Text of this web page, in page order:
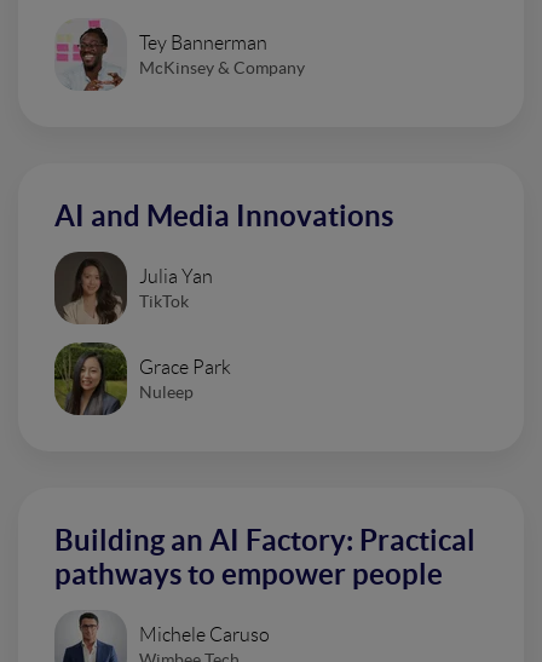
Tey Bannerman
McKinsey & Company
AI and Media Innovations
Julia Yan
TikTok
Grace Park
Nuleep
Building an AI Factory: Practical
pathways to empower people
Michele Caruso